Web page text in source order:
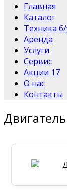
Главная
Каталог
Техника
Аренда
Услуги
Сервис
Акции 17
О нас
Контакты